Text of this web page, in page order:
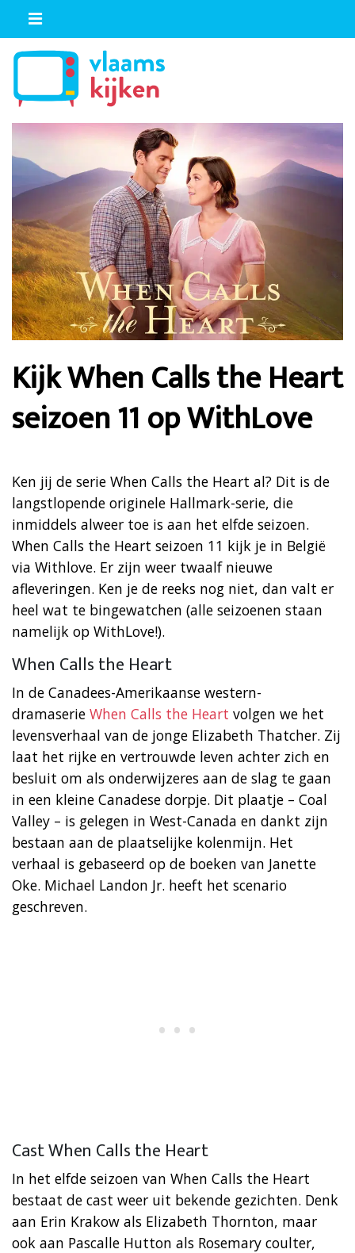
Kijk When Calls the Heart
seizoen 11 op WithLove
Ken jij de serie When Calls the Heart al? Dit is de
langstlopende originele Hallmark-serie, die
inmiddels alweer toe is aan het elfde seizoen.
When Calls the Heart seizoen 11 kijk je in België
via Withlove. Er zijn weer twaalf nieuwe
afleveringen. Ken je de reeks nog niet, dan valt er
heel wat te bingewatchen (alle seizoenen staan
namelijk op WithLove!).
When Calls the Heart
In de Canadees-Amerikaanse western-
dramaserie When Calls the Heart volgen we het
levensverhaal van de jonge Elizabeth Thatcher. Zij
laat het rijke en vertrouwde leven achter zich en
besluit om als onderwijzeres aan de slag te gaan
in een kleine Canadese dorpje. Dit plaatje – Coal
Valley – is gelegen in West-Canada en dankt zijn
bestaan aan de plaatselijke kolenmijn. Het
verhaal is gebaseerd op de boeken van Janette
Oke. Michael Landon Jr. heeft het scenario
geschreven.
Cast When Calls the Heart
In het elfde seizoen van When Calls the Heart
bestaat de cast weer uit bekende gezichten. Denk
aan Erin Krakow als Elizabeth Thornton, maar
ook aan Pascalle Hutton als Rosemary coulter,